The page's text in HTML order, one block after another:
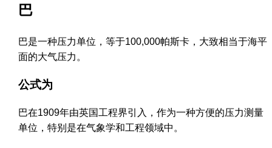
巴
巴是一种压力单位，等于100,000帕斯卡，大致相当于海平
面的大气压力。
公式为
巴在1909年由英国工程界引入，作为一种方便的压力测量
单位，特别是在气象学和工程领域中。